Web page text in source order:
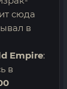
сюда
в
Empire:
в